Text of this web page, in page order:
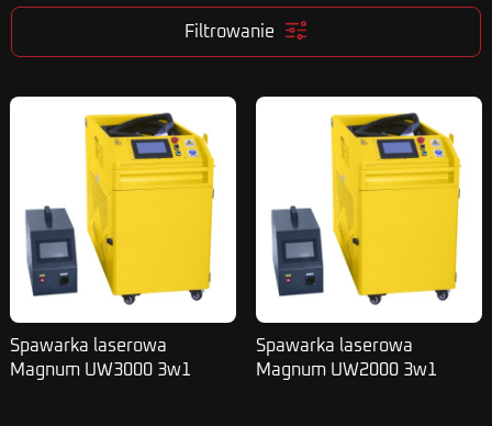
Filtrowanie
Spawarka laserowa
Magnum UW3000 3w1
Spawarka laserowa
Magnum UW2000 3w1